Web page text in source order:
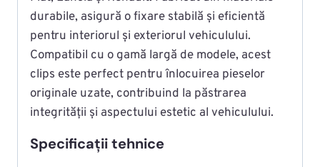
durabile, asigură o fixare stabilă și eficientă
pentru interiorul și exteriorul vehiculului.
Compatibil cu o gamă largă de modele, acest
clips este perfect pentru înlocuirea pieselor
originale uzate, contribuind la păstrarea
integrității și aspectului estetic al vehiculului.
Specificații tehnice